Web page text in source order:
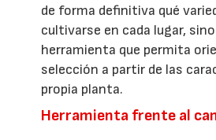
de forma definitiva qué
cultivarse en cada lugar,
herramienta que permita
selección a partir de las
propia planta.
Herramienta frente al